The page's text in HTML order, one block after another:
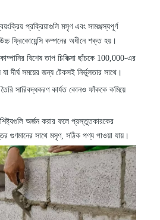
প্রক্রিয়াগুলি মসৃণ এবং সামঞ্জস্যপূর্ণ
উচ্চ ফ্রিকোয়েন্সি কম্পনের অধীনে শক্ত হয়।
বিশেষতাপ চিকিত্সা ছাঁচকে 100,000-এর
দীর্ঘ সময়ের জন্য টেকসই নির্ভুলতার সাথে।
সারিবদ্ধকরণ কার্যত কোনও ফাঁককে কমিয়ে
অর্জন করার ফলে প্রস্তুতকারকের
গুণমানের সাথে মসৃণ, সঠিক পণ্য পাওয়া যায়।